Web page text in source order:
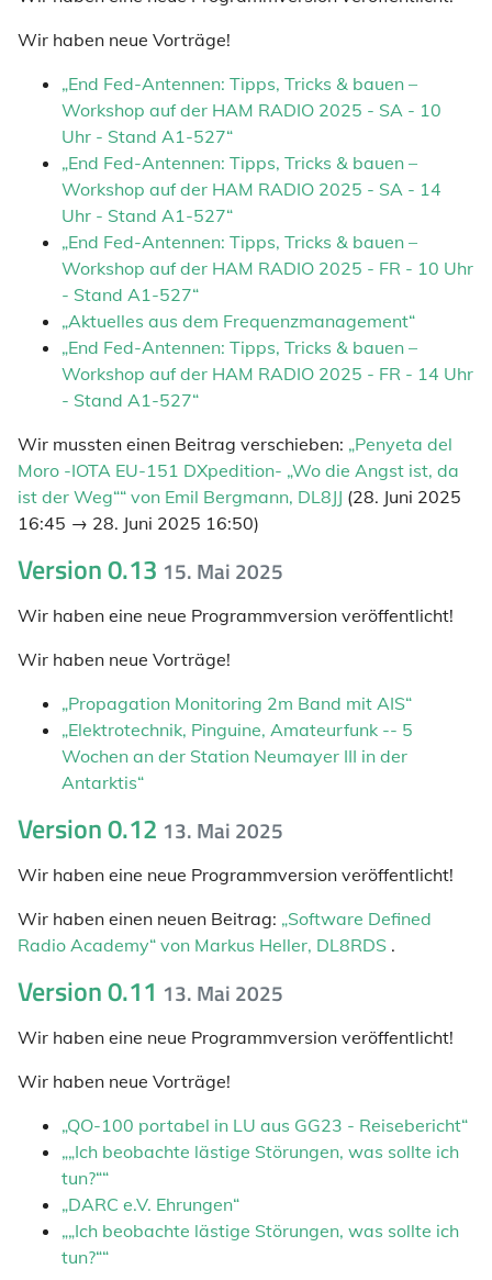
Wir haben neue Vorträge!
„End Fed-Antennen: Tipps, Tricks & bauen –
Workshop auf der HAM RADIO 2025 - SA - 10
Uhr - Stand A1-527“
„End Fed-Antennen: Tipps, Tricks & bauen –
Workshop auf der HAM RADIO 2025 - SA - 14
Uhr - Stand A1-527“
„End Fed-Antennen: Tipps, Tricks & bauen –
Workshop auf der HAM RADIO 2025 - FR - 10 Uhr
- Stand A1-527“
„Aktuelles aus dem Frequenzmanagement“
„End Fed-Antennen: Tipps, Tricks & bauen –
Workshop auf der HAM RADIO 2025 - FR - 14 Uhr
- Stand A1-527“
Wir mussten einen Beitrag verschieben: „Penyeta del
Moro -IOTA EU-151 DXpedition- „Wo die Angst ist, da
ist der Weg““ von Emil Bergmann, DL8JJ (28. Juni 2025
16:45 → 28. Juni 2025 16:50)
Version 0.13 15. Mai 2025
Wir haben eine neue Programmversion veröffentlicht!
Wir haben neue Vorträge!
„Propagation Monitoring 2m Band mit AIS“
„Elektrotechnik, Pinguine, Amateurfunk -- 5
Wochen an der Station Neumayer III in der
Antarktis“
Version 0.12 13. Mai 2025
Wir haben eine neue Programmversion veröffentlicht!
Wir haben einen neuen Beitrag: „Software Defined
Radio Academy“ von Markus Heller, DL8RDS .
Version 0.11 13. Mai 2025
Wir haben eine neue Programmversion veröffentlicht!
Wir haben neue Vorträge!
„QO-100 portabel in LU aus GG23 - Reisebericht“
„„Ich beobachte lästige Störungen, was sollte ich
tun?““
„DARC e.V. Ehrungen“
„„Ich beobachte lästige Störungen, was sollte ich
tun?““